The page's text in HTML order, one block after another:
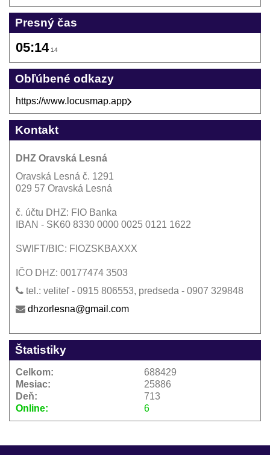
Presný čas
05:14 14
Obľúbené odkazy
https://www.locusmap.app
Kontakt
DHZ Oravská Lesná
Oravská Lesná č. 1291
029 57 Oravská Lesná
č. účtu DHZ: FIO Banka
IBAN - SK60 8330 0000 0025 0121 1622
SWIFT/BIC: FIOZSKBAXXX
IČO DHZ: 00177474 3503
tel.: veliteľ - 0915 806553, predseda - 0907 329848
dhzorlesna@gmail.com
Štatistiky
Online: 6
Celkom:
688429
Mesiac:
25886
Deň:
713